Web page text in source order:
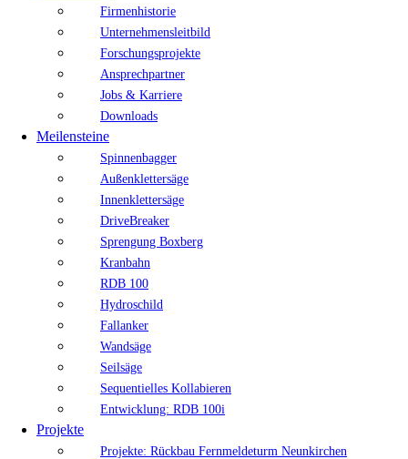
Firmenhistorie
Unternehmensleitbild
Forschungsprojekte
Ansprechpartner
Jobs & Karriere
Downloads
Meilensteine
Spinnenbagger
Außenklettersäge
Innenklettersäge
DriveBreaker
Sprengung Boxberg
Kranbahn
RDB 100
Hydroschild
Fallanker
Wandsäge
Seilsäge
Sequentielles Kollabieren
Entwicklung: RDB 100i
Projekte
Projekte: Rückbau Fernmeldeturm Neunkirchen